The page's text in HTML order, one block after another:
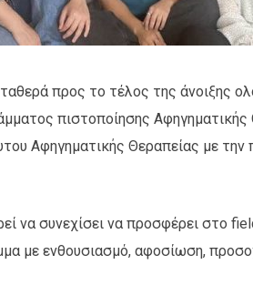
προς το τέλος της άνοιξης
πιστοποίησης Αφηγηματικής
Αφηγηματικής Θεραπείας με
να συνεχίσει να προσφέρει στο
με ενθουσιασμό, αφοσίωση,